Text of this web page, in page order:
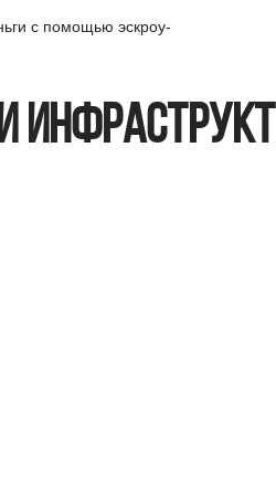
с помощью эскроу-